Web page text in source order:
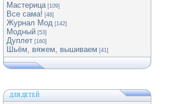
Мастерица [109]
Все сама! [48]
Журнал Мод [142]
Модный [53]
Дуплет [160]
Шьём, вяжем, вышиваем [41]
ДЛЯ ДЕТЕЙ